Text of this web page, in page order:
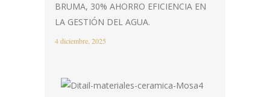
BRUMA, 30% AHORRO EFICIENCIA EN
LA GESTIÓN DEL AGUA.
4 diciembre, 2025